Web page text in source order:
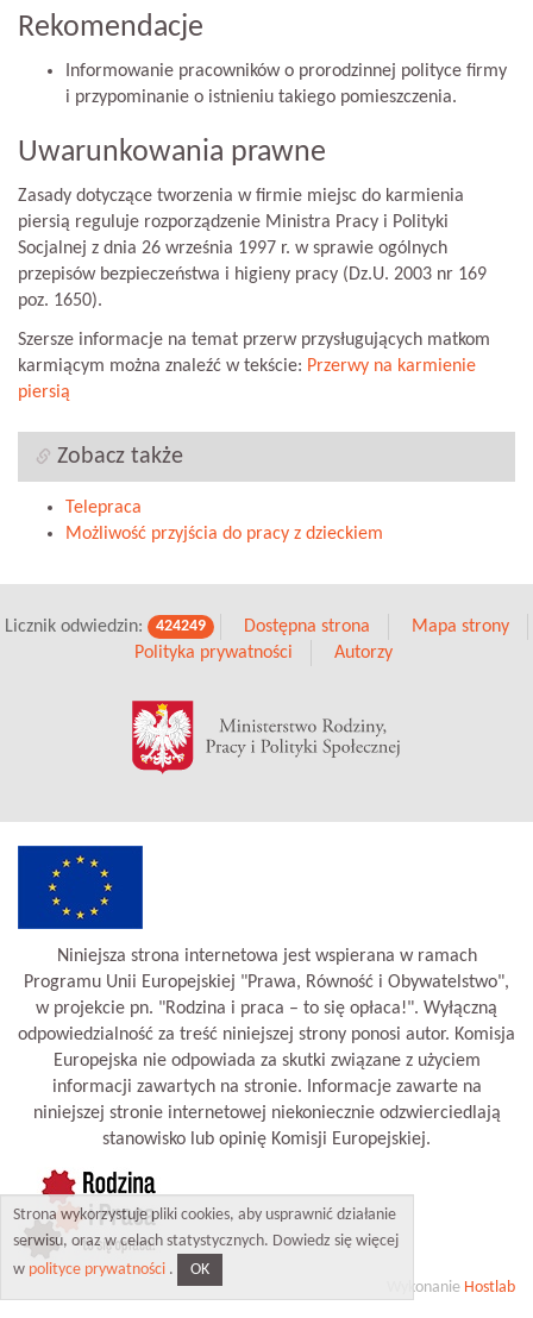
Rekomendacje
Informowanie pracowników o prorodzinnej polityce firmy
i przypominanie o istnieniu takiego pomieszczenia.
Uwarunkowania prawne
Zasady dotyczące tworzenia w firmie miejsc do karmienia
piersią reguluje rozporządzenie Ministra Pracy i Polityki
Socjalnej z dnia 26 września 1997 r. w sprawie ogólnych
przepisów bezpieczeństwa i higieny pracy (Dz.U. 2003 nr 169
poz. 1650).
Szersze informacje na temat przerw przysługujących matkom
karmiącym można znaleźć w tekście: Przerwy na karmienie
piersią
Zobacz także
Telepraca
Możliwość przyjścia do pracy z dzieckiem
Licznik odwiedzin: 424249 Dostępna strona
Mapa strony
Polityka prywatności
Autorzy
Niniejsza strona internetowa jest wspierana w ramach
Programu Unii Europejskiej "Prawa, Równość i Obywatelstwo",
w projekcie pn. "Rodzina i praca – to się opłaca!". Wyłączną
odpowiedzialność za treść niniejszej strony ponosi autor. Komisja
Europejska nie odpowiada za skutki związane z użyciem
informacji zawartych na stronie. Informacje zawarte na
niniejszej stronie internetowej niekoniecznie odzwierciedlają
stanowisko lub opinię Komisji Europejskiej.
Wykonanie Hostlab
Strona wykorzystuje pliki cookies, aby usprawnić działanie
serwisu, oraz w celach statystycznych. Dowiedz się więcej
w polityce prywatności . OK